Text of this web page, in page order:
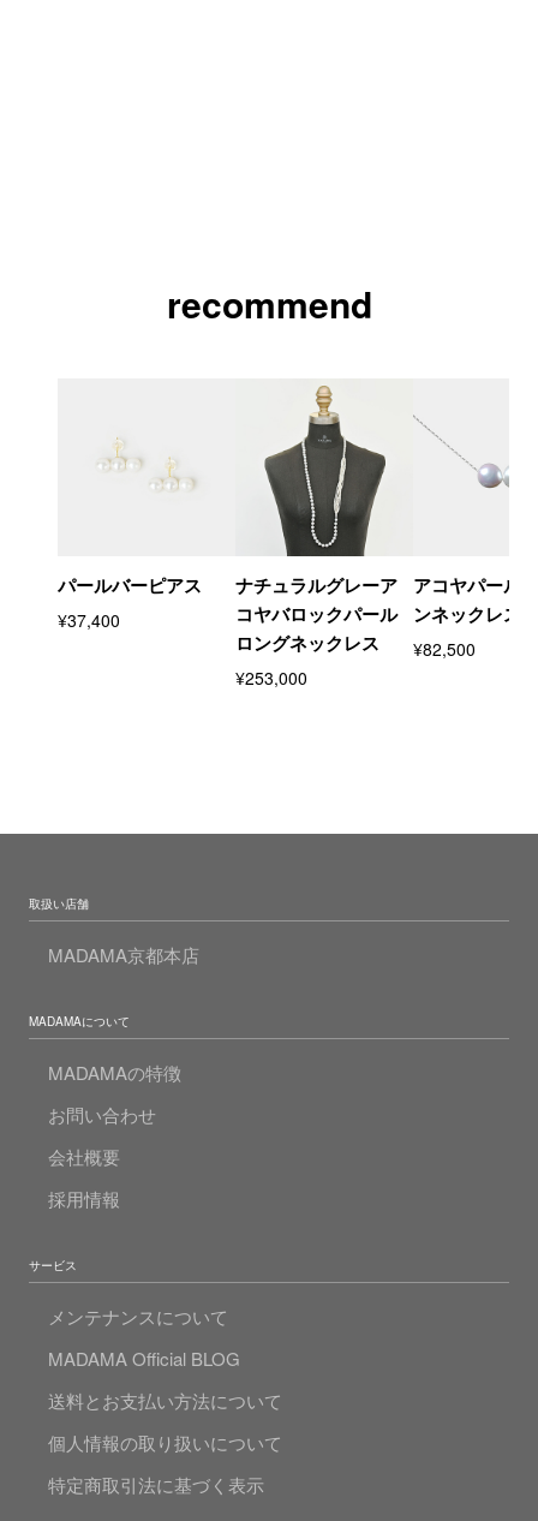
recommend
パールバーピアス
¥37,400
ナチュラルグレーア
コヤバロックパール
ロングネックレス
¥253,000
アコヤパール
ンネックレス
¥82,500
取扱い店舗
MADAMA京都本店
MADAMAについて
MADAMAの特徴
お問い合わせ
会社概要
採用情報
サービス
メンテナンスについて
MADAMA Official BLOG
送料とお支払い方法について
個人情報の取り扱いについて
特定商取引法に基づく表示